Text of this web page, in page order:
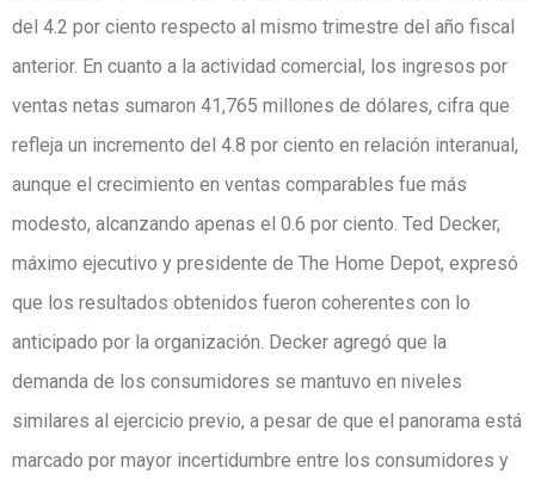
del 4.2 por ciento respecto al mismo trimestre del año fiscal
anterior. En cuanto a la actividad comercial, los ingresos por
ventas netas sumaron 41,765 millones de dólares, cifra que
refleja un incremento del 4.8 por ciento en relación interanual,
aunque el crecimiento en ventas comparables fue más
modesto, alcanzando apenas el 0.6 por ciento. Ted Decker,
máximo ejecutivo y presidente de The Home Depot, expresó
que los resultados obtenidos fueron coherentes con lo
anticipado por la organización. Decker agregó que la
demanda de los consumidores se mantuvo en niveles
similares al ejercicio previo, a pesar de que el panorama está
marcado por mayor incertidumbre entre los consumidores y